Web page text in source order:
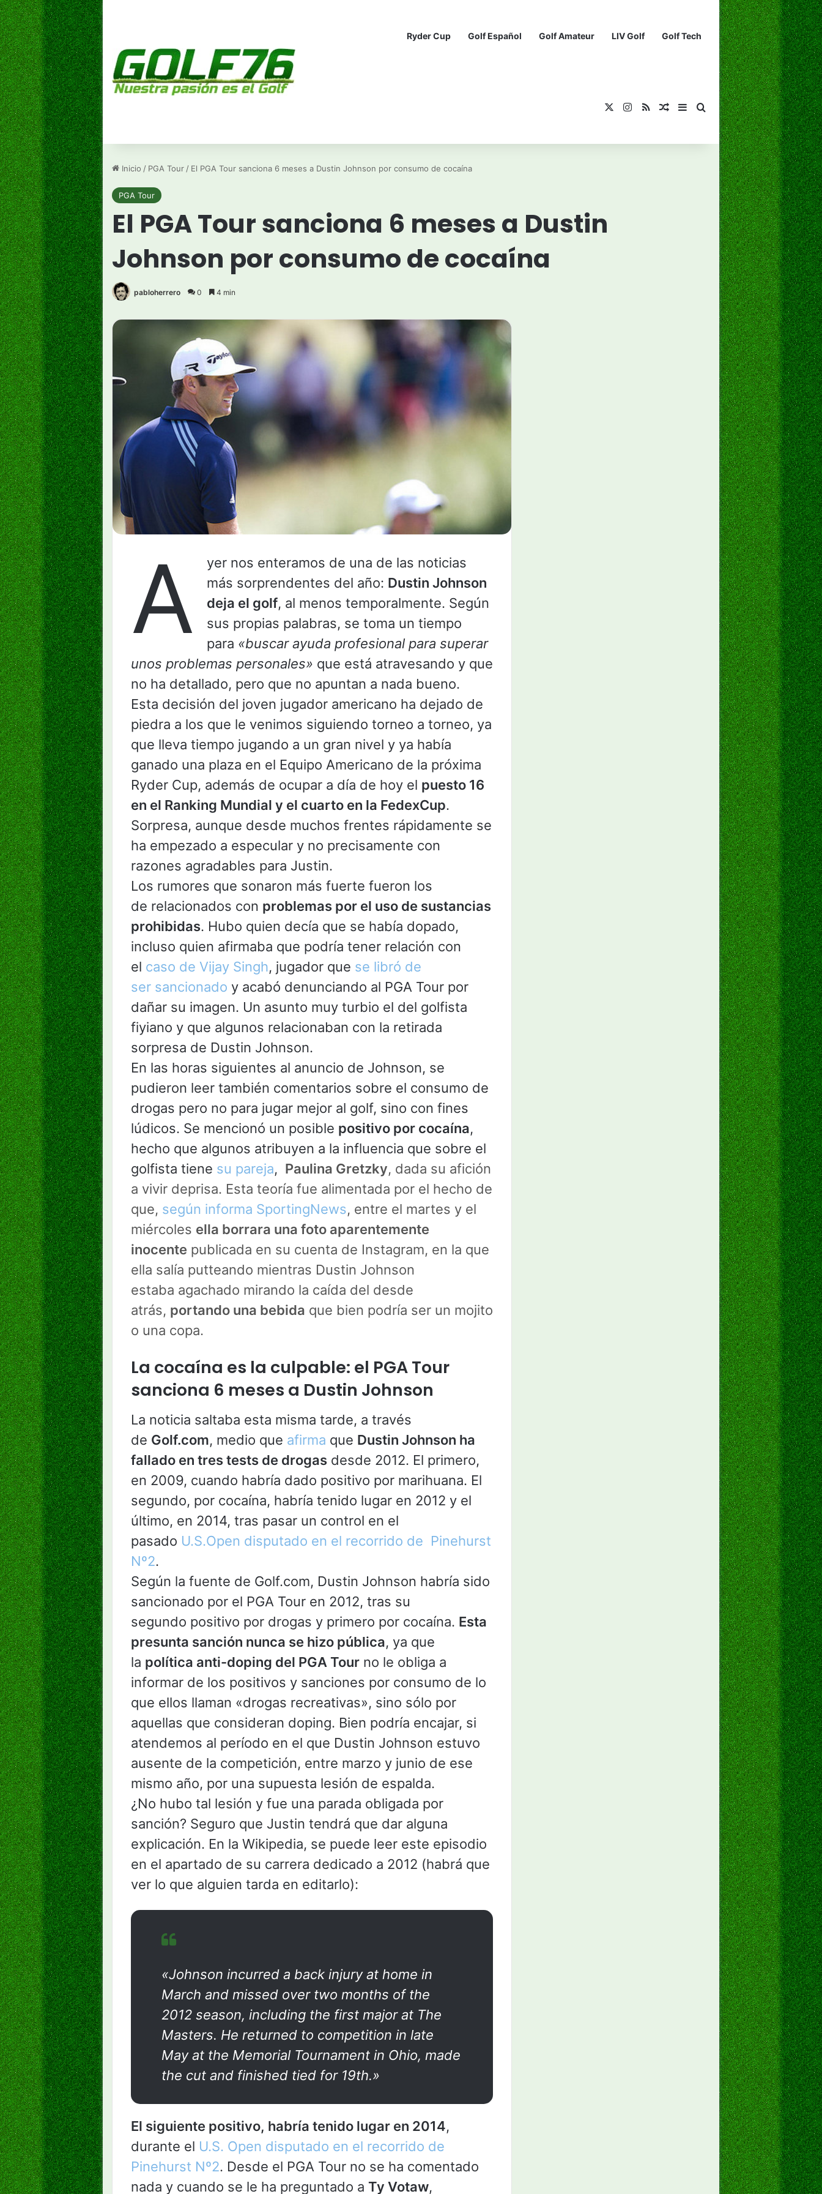
Ryder Cup Golf Español Golf Amateur LIV Golf Golf Tech
Instagram
RSS ¡Muéstrame un artículo
Barra lateral
Buscar...
Inicio / PGA Tour / El PGA Tour sanciona 6 meses a Dustin Johnson por consumo de cocaína
PGA Tour
El PGA Tour sanciona 6 meses a Dustin
Johnson por consumo de cocaína
pabloherrero 0 4 min
A
yer nos enteramos de una de las noticias
más sorprendentes del año: Dustin Johnson
deja el golf, al menos temporalmente. Según
sus propias palabras, se toma un tiempo
para «buscar ayuda profesional para superar
unos problemas personales» que está atravesando y que
no ha detallado, pero que no apuntan a nada bueno.
Esta decisión del joven jugador americano ha dejado de
piedra a los que le venimos siguiendo torneo a torneo, ya
que lleva tiempo jugando a un gran nivel y ya había
ganado una plaza en el Equipo Americano de la próxima
Ryder Cup, además de ocupar a día de hoy el puesto 16
en el Ranking Mundial y el cuarto en la FedexCup.
Sorpresa, aunque desde muchos frentes rápidamente se
ha empezado a especular y no precisamente con
razones agradables para Justin.
Los rumores que sonaron más fuerte fueron los
de relacionados con problemas por el uso de sustancias
prohibidas. Hubo quien decía que se había dopado,
incluso quien afirmaba que podría tener relación con
el caso de Vijay Singh, jugador que se libró de
ser sancionado y acabó denunciando al PGA Tour por
dañar su imagen. Un asunto muy turbio el del golfista
fiyiano y que algunos relacionaban con la retirada
sorpresa de Dustin Johnson.
En las horas siguientes al anuncio de Johnson, se
pudieron leer también comentarios sobre el consumo de
drogas pero no para jugar mejor al golf, sino con fines
lúdicos. Se mencionó un posible positivo por cocaína,
hecho que algunos atribuyen a la influencia que sobre el
golfista tiene su pareja, Paulina Gretzky, dada su afición
a vivir deprisa. Esta teoría fue alimentada por el hecho de
que, según informa SportingNews, entre el martes y el
miércoles ella borrara una foto aparentemente
inocente publicada en su cuenta de Instagram, en la que
ella salía putteando mientras Dustin Johnson
estaba agachado mirando la caída del desde
atrás, portando una bebida que bien podría ser un mojito
o una copa.
La cocaína es la culpable: el PGA Tour
sanciona 6 meses a Dustin Johnson
La noticia saltaba esta misma tarde, a través
de Golf.com, medio que afirma que Dustin Johnson ha
fallado en tres tests de drogas desde 2012. El primero,
en 2009, cuando habría dado positivo por marihuana. El
segundo, por cocaína, habría tenido lugar en 2012 y el
último, en 2014, tras pasar un control en el
pasado U.S.Open disputado en el recorrido de Pinehurst
Nº2.
Según la fuente de Golf.com, Dustin Johnson habría sido
sancionado por el PGA Tour en 2012, tras su
segundo positivo por drogas y primero por cocaína. Esta
presunta sanción nunca se hizo pública, ya que
la política anti-doping del PGA Tour no le obliga a
informar de los positivos y sanciones por consumo de lo
que ellos llaman «drogas recreativas», sino sólo por
aquellas que consideran doping. Bien podría encajar, si
atendemos al período en el que Dustin Johnson estuvo
ausente de la competición, entre marzo y junio de ese
mismo año, por una supuesta lesión de espalda.
¿No hubo tal lesión y fue una parada obligada por
sanción? Seguro que Justin tendrá que dar alguna
explicación. En la Wikipedia, se puede leer este episodio
en el apartado de su carrera dedicado a 2012 (habrá que
ver lo que alguien tarda en editarlo):
«Johnson incurred a back injury at home in
March and missed over two months of the
2012 season, including the first major at The
Masters. He returned to competition in late
May at the Memorial Tournament in Ohio, made
the cut and finished tied for 19th.»
El siguiente positivo, habría tenido lugar en 2014,
durante el U.S. Open disputado en el recorrido de
Pinehurst Nº2. Desde el PGA Tour no se ha comentado
nada y cuando se le ha preguntado a Ty Votaw,